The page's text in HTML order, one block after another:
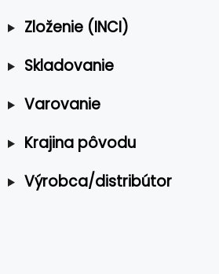
Zloženie (INCI)
Skladovanie
Varovanie
Krajina pôvodu
Výrobca/distribútor